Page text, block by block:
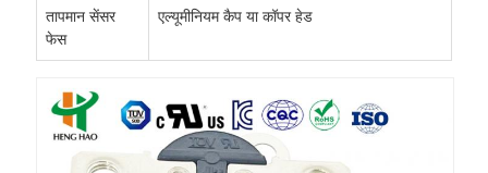
तापमान सेंसर
फेस
एल्यूमीनियम कैप या कॉपर हेड